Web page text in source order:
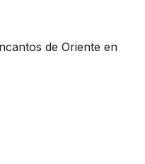
de Oriente en